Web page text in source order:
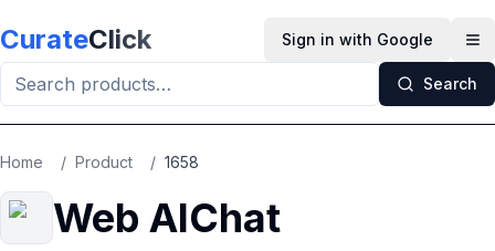
CurateClick Sign in with Google
Search
Home / Product / 1658
Web AIChat